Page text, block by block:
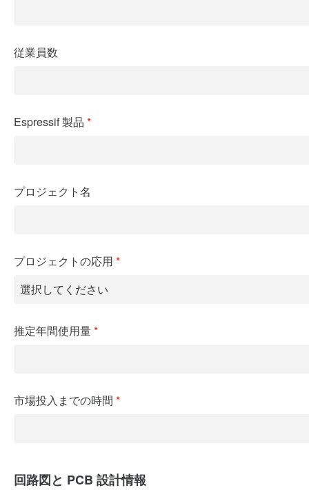
従業員数
Espressif製品 *
プロジェクト名
プロジェクトの応用 *
推定年間使用量 *
市場投入までの時間 *
回路図と PCB 設計情報